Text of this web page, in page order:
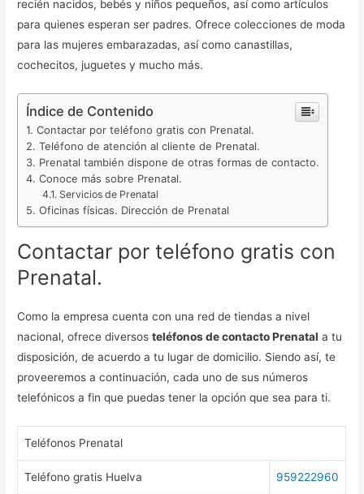
recién nacidos, bebés y niños pequeños, así como artículos
para quienes esperan ser padres. Ofrece colecciones de moda
para las mujeres embarazadas, así como canastillas,
cochecitos, juguetes y mucho más.
Índice de Contenido
Contactar por teléfono gratis con Prenatal.
Teléfono de atención al cliente de Prenatal.
Prenatal también dispone de otras formas de contacto.
Conoce más sobre Prenatal.
Servicios de Prenatal
Oficinas físicas. Dirección de Prenatal
Contactar por teléfono gratis con
Prenatal.
Como la empresa cuenta con una red de tiendas a nivel
nacional, ofrece diversosteléfonos de contacto Prenatal a tu
disposición, de acuerdo a tu lugar de domicilio. Siendo así, te
proveeremos a continuación, cada uno de sus números
telefónicos a fin que puedas tener la opción que sea para ti.
Teléfonos Prenatal
Teléfono gratis Huelva 959222960